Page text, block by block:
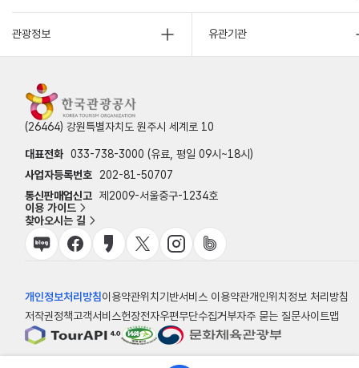
관광정보 유관기관
(26464) 강원특별자치도 원주시 세계로 10
대표전화 033-738-3000 (유료, 평일 09시~18시)
사업자등록번호
202-81-50707
통신판매업신고 제2009-서울중구-1234호
이용 가이드
찾아오시는 길
개인정보처리방침이용약관위치기반서비스 이용약관개인위치정보 처리방침
저작권정책고객서비스헌장전자우편무단수집거부자주 묻는 질문사이트맵